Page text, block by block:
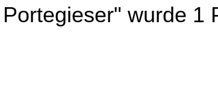
wurde 1